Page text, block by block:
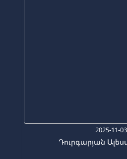
2025-11-03
Դուրգարյան